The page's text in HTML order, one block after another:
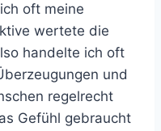
oft meine
wertete die
handelte ich oft
und
regelrecht
Gefühl gebraucht